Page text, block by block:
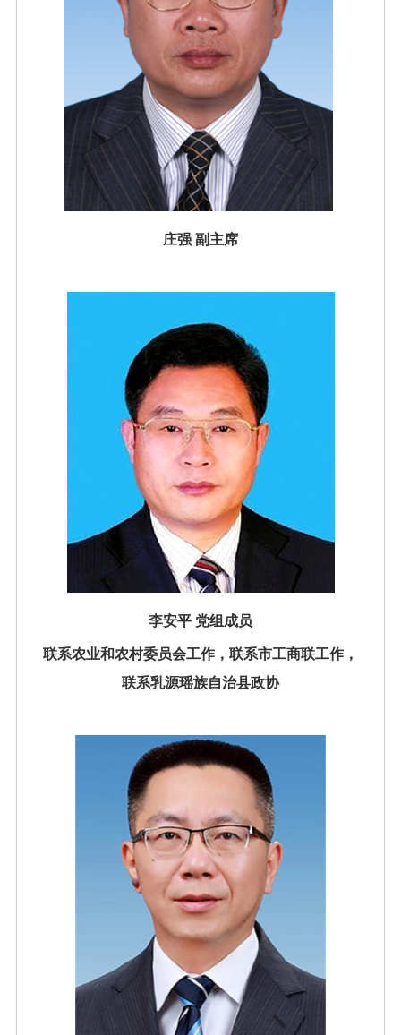
庄强 副主席
李安平 党组成员
联系农业和农村委员会工作，联系市工商联工作，
联系乳源瑶族自治县政协